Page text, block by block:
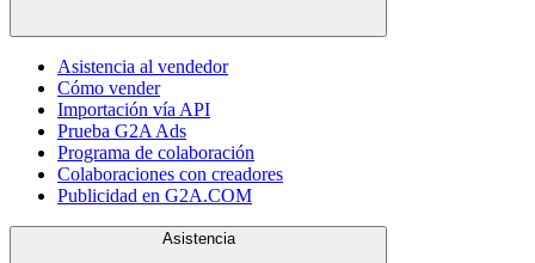
Asistencia al vendedor
Cómo vender
Importación vía API
Prueba G2A Ads
Programa de colaboración
Colaboraciones con creadores
Publicidad en G2A.COM
Asistencia